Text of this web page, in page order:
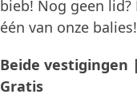
bieb! Nog geen lid?
één van onze balies!
Beide vestigingen
Gratis